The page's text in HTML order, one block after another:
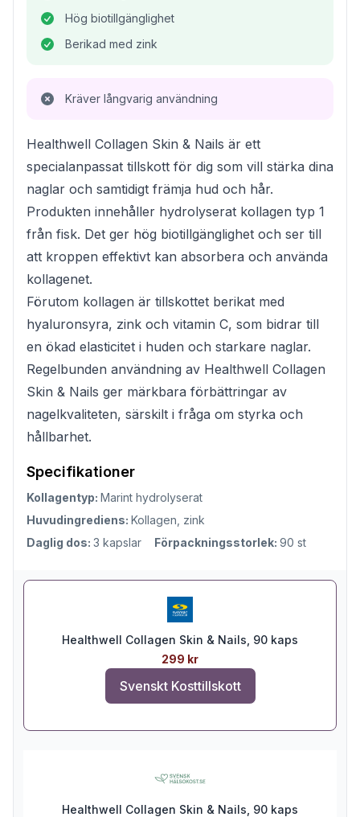
Hög biotillgänglighet
Berikad med zink
Kräver långvarig användning
Healthwell Collagen Skin & Nails är ett
specialanpassat tillskott för dig som vill stärka dina
naglar och samtidigt främja hud och hår.
Produkten innehåller hydrolyserat kollagen typ 1
från fisk. Det ger hög biotillgänglighet och ser till
att kroppen effektivt kan absorbera och använda
kollagenet.
Förutom kollagen är tillskottet berikat med
hyaluronsyra, zink och vitamin C, som bidrar till
en ökad elasticitet i huden och starkare naglar.
Regelbunden användning av Healthwell Collagen
Skin & Nails ger märkbara förbättringar av
nagelkvaliteten, särskilt i fråga om styrka och
hållbarhet.
Specifikationer
Kollagentyp: Marint hydrolyserat
Huvudingrediens: Kollagen, zink
Daglig dos: 3 kapslar Förpackningsstorlek: 90 st
Healthwell Collagen Skin & Nails, 90 kaps
299 kr
Svenskt Kosttillskott
Healthwell Collagen Skin & Nails, 90 kaps